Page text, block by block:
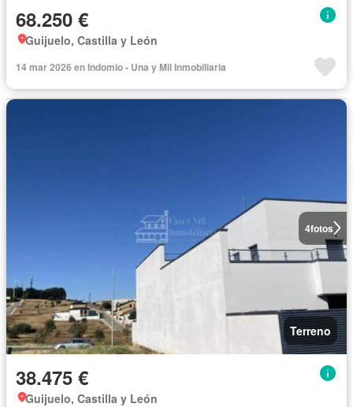
68.250 €
Guijuelo, Castilla y León
14 mar 2026 en Indomio - Una y Mil Inmobiliaria
4fotos
Terreno
38.475 €
Guijuelo, Castilla y León